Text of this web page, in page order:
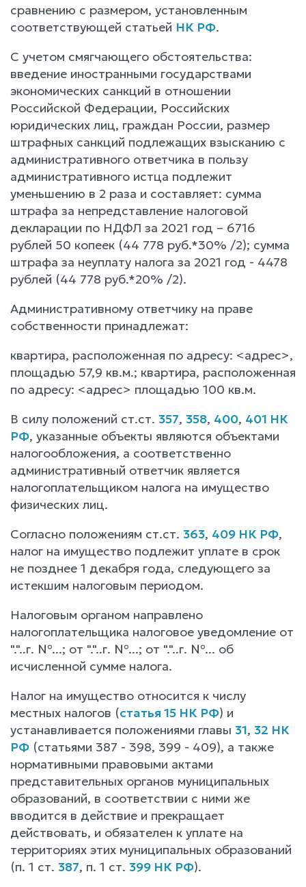
сравнению с размером, установленным
соответствующей статьей НК РФ.
С учетом смягчающего обстоятельства:
введение иностранными государствами
экономических санкций в отношении
Российской Федерации, Российских
юридических лиц, граждан России, размер
штрафных санкций подлежащих взысканию с
административного ответчика в пользу
административного истца подлежит
уменьшению в 2 раза и составляет: сумма
штрафа за непредставление налоговой
декларации по НДФЛ за 2021 год – 6716
рублей 50 копеек (44 778 руб.*30% /2); сумма
штрафа за неуплату налога за 2021 год - 4478
рублей (44 778 руб.*20% /2).
Административному ответчику на праве
собственности принадлежат:
квартира, расположенная по адресу: <адрес>,
площадью 57,9 кв.м.; квартира, расположенная
по адресу: <адрес> площадью 100 кв.м.
В силу положений ст.ст. 357, 358, 400, 401 НК
РФ, указанные объекты являются объектами
налогообложения, а соответственно
административный ответчик является
налогоплательщиком налога на имущество
физических лиц.
Согласно положениям ст.ст. 363, 409 НК РФ,
налог на имущество подлежит уплате в срок
не позднее 1 декабря года, следующего за
истекшим налоговым периодом.
Налоговым органом направлено
налогоплательщика налоговое уведомление от
"."..г. №...; от "."..г. №...; от "."..г. №... об
исчисленной сумме налога.
Налог на имущество относится к числу
местных налогов (статья 15 НК РФ) и
устанавливается положениями главы 31, 32 НК
РФ (статьями 387 - 398, 399 - 409), а также
нормативными правовыми актами
представительных органов муниципальных
образований, в соответствии с ними же
вводится в действие и прекращает
действовать, и обязателен к уплате на
территориях этих муниципальных образований
(п. 1 ст. 387, п. 1 ст. 399 НК РФ).